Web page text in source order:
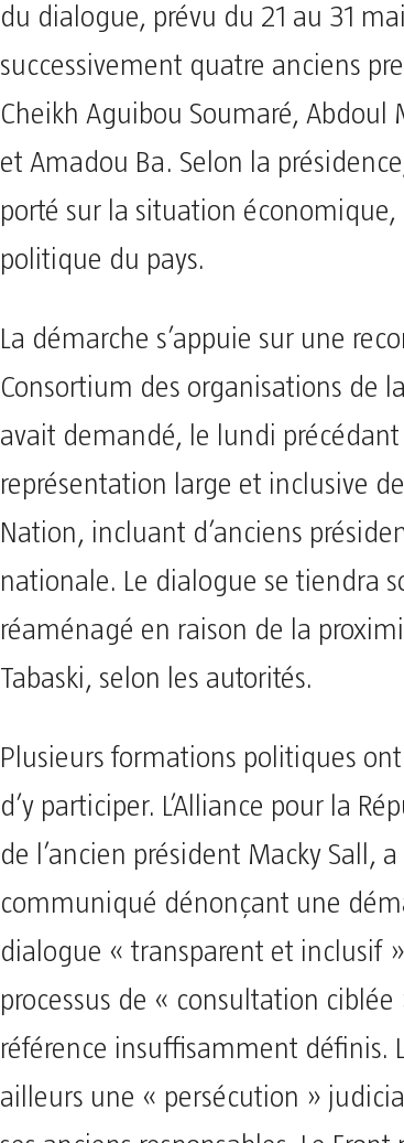
du dialogue, prévu du 21 au 31
successivement quatre anciens
Cheikh Aguibou Soumaré, Abdoul
et Amadou Ba. Selon la
porté sur la situation économique,
politique du pays.
La démarche s’appuie sur une
Consortium des organisations de
avait demandé, le lundi précédant
représentation large et inclusive
Nation, incluant d’anciens
nationale. Le dialogue se tiendra
réaménagé en raison de la
Tabaski, selon les autorités.
Plusieurs formations politiques
d’y participer. L’Alliance pour la
de l’ancien président Macky Sall,
communiqué dénonçant une
dialogue « transparent et inclusif
processus de « consultation
référence insuffisamment définis.
ailleurs une « persécution »